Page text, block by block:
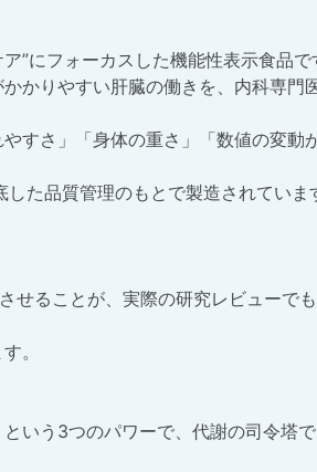
”にフォーカスした機能性表示食品で
かりやすい肝臓の働きを、内科専門
すさ」「身体の重さ」「数値の変動
た品質管理のもとで製造されていま
せることが、実際の研究レビューで
。
いう3つのパワーで、代謝の司令塔